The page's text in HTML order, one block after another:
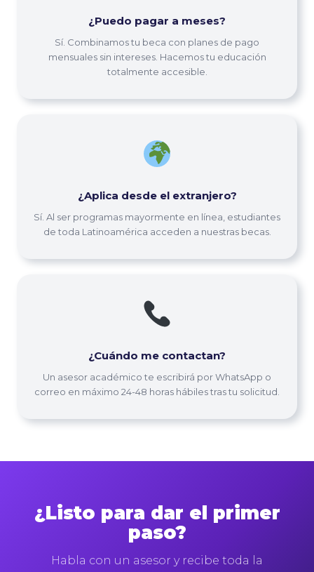
¿Puedo pagar a meses?
Sí. Combinamos tu beca con planes de pago
mensuales sin intereses. Hacemos tu educación
totalmente accesible.
¿Aplica desde el extranjero?
Sí. Al ser programas mayormente en línea, estudiantes
de toda Latinoamérica acceden a nuestras becas.
¿Cuándo me contactan?
Un asesor académico te escribirá por WhatsApp o
correo en máximo 24-48 horas hábiles tras tu solicitud.
¿Listo para dar el primer
paso?
Habla con un asesor y recibe toda la